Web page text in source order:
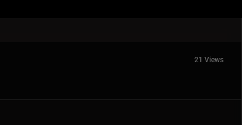
21 Views